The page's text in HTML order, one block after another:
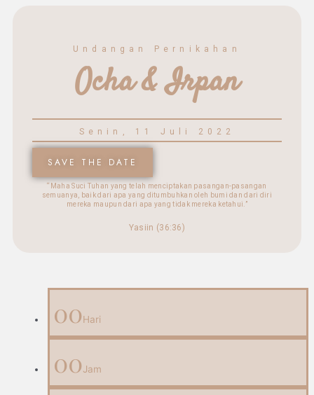
Undangan Pernikahan
Ocha & Irpan
Senin, 11 Juli 2022
SAVE THE DATE
“Maha Suci Tuhan yang telah menciptakan pasangan-pasangan
semuanya, baik dari apa yang ditumbuhkan oleh bumi dan dari diri
mereka maupun dari apa yang tidak mereka ketahui.”
Yasiin (36:36)
00Hari
00Jam